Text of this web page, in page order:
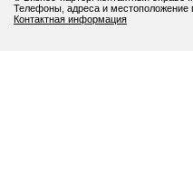
Телефоны, адреса и местоположение
Контактная информация